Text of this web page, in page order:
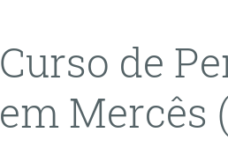
Curso de
em Mercês